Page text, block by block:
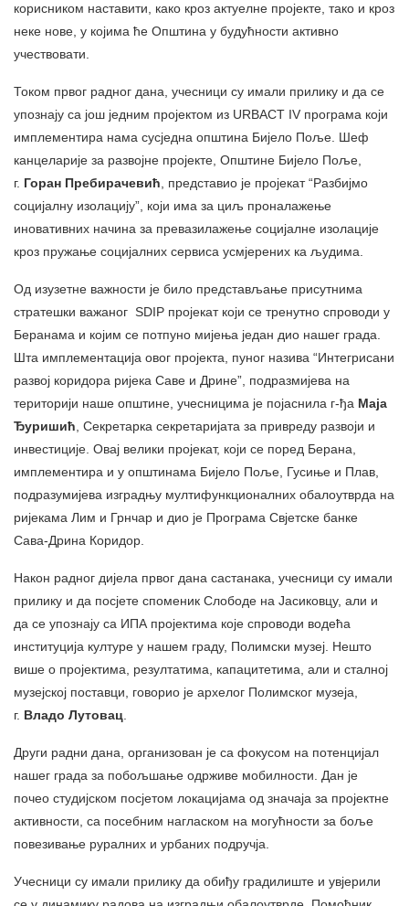
корисником наставити, како кроз актуелне пројекте, тако и кроз
неке нове, у којима ће Општина у будућности активно
учествовати.
Током првог радног дана, учесници су имали прилику и да се
упознају са још једним пројектом из URBACT IV програма који
имплементира нама сусједна општина Бијело Поље. Шеф
канцеларије за развојне пројекте, Општине Бијело Поље,
г. Горан Пребирачевић, представио је пројекат “Разбијмо
социјалну изолацију”, који има за циљ проналажење
иновативних начина за превазилажење социјалне изолације
кроз пружање социјалних сервиса усмјерених ка људима.
Од изузетне важности је било представљање присутнима
стратешки важаног SDIP пројекат који се тренутно спроводи у
Беранама и којим се потпуно мијења један дио нашег града.
Шта имплементација овог пројекта, пуног назива “Интегрисани
развој коридора ријека Саве и Дрине”, подразмијева на
територији наше општине, учесницима је појаснила г-ђа Маја
Ђуришић, Секретарка секретаријата за привреду развоји и
инвестиције. Овај велики пројекат, који се поред Берана,
имплементира и у општинама Бијело Поље, Гусиње и Плав,
подразумијева изградњу мултифункционалних обалоутврда на
ријекама Лим и Грнчар и дио је Програма Свјетске банке
Сава-Дрина Коридор.
Након радног дијела првог дана састанака, учесници су имали
прилику и да посјете споменик Слободе на Јасиковцу, али и
да се упознају са ИПА пројектима које спроводи водећа
институција културе у нашем граду, Полимски музеј. Нешто
више о пројектима, резултатима, капацитетима, али и сталној
музејској поставци, говорио је архелог Полимског музеја,
г. Владо Лутовац.
Други радни дана, организован је са фокусом на потенцијал
нашег града за побољшање одрживе мобилности. Дан је
почео студијском посјетом локацијама од значаја за пројектне
активности, са посебним нагласком на могућности за боље
повезивање руралних и урбаних подручја.
Учесници су имали прилику да обиђу градилиште и увјерили